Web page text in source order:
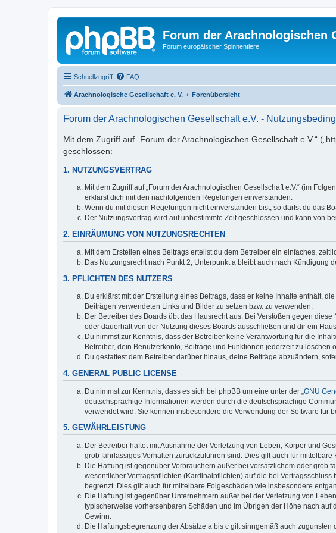
Forum der Arachnologischen
Forum europäischer Spinnentiere
Schnellzugriff FAQ
Arachnologische Gesellschaft e. V. Forenübersicht
Forum der Arachnologischen Gesellschaft e.V. -
Mit dem Zugriff auf „Forum der Arachnologischen Gesellschaft e.V.“
geschlossen:
1. NUTZUNGSVERTRAG
Mit dem Zugriff auf „Forum der Arachnologischen Gesellschaft e.V.“ (im
erklärst dich mit den nachfolgenden Regelungen einverstanden.
Wenn du mit diesen Regelungen nicht einverstanden bist, so darfst du das
Der Nutzungsvertrag wird auf unbestimmte Zeit geschlossen und kann von
2. EINRÄUMUNG VON NUTZUNGSRECHTEN
Mit dem Erstellen eines Beitrags erteilst du dem Betreiber ein einfaches,
Das Nutzungsrecht nach Punkt 2, Unterpunkt a bleibt auch nach Kündigung
3. PFLICHTEN DES NUTZERS
Du erklärst mit der Erstellung eines Beitrags, dass er keine Inhalte enthält,
Beiträgen verwendeten Links und Bilder zu setzen bzw. zu verwenden.
Der Betreiber des Boards übt das Hausrecht aus. Bei Verstößen gegen
oder dauerhaft von der Nutzung dieses Boards ausschließen und dir ein
Du nimmst zur Kenntnis, dass der Betreiber keine Verantwortung für die
Betreiber, dein Benutzerkonto, Beiträge und Funktionen jederzeit zu löschen
Du gestattest dem Betreiber darüber hinaus, deine Beiträge abzuändern,
4. GENERAL PUBLIC LICENSE
Du nimmst zur Kenntnis, dass es sich bei phpBB um eine unter der „ GNU
deutschsprachige Informationen werden durch die deutschsprachige
verwendet wird. Sie können insbesondere die Verwendung der Software für
5. GEWÄHRLEISTUNG
Der Betreiber haftet mit Ausnahme der Verletzung von Leben, Körper und
grob fahrlässiges Verhalten zurückzuführen sind. Dies gilt auch für
Die Haftung ist gegenüber Verbrauchern außer bei vorsätzlichem oder grob
wesentlicher Vertragspflichten (Kardinalpflichten) auf die bei
begrenzt. Dies gilt auch für mittelbare Folgeschäden wie insbesondere
Die Haftung ist gegenüber Unternehmern außer bei der Verletzung von
typischerweise vorhersehbaren Schäden und im Übrigen der Höhe nach
Gewinn.
Die Haftungsbegrenzung der Absätze a bis c gilt sinngemäß auch